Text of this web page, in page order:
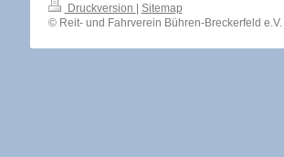
Druckversion | Sitemap
© Reit- und Fahrverein Bühren-Breckerfeld e.V.